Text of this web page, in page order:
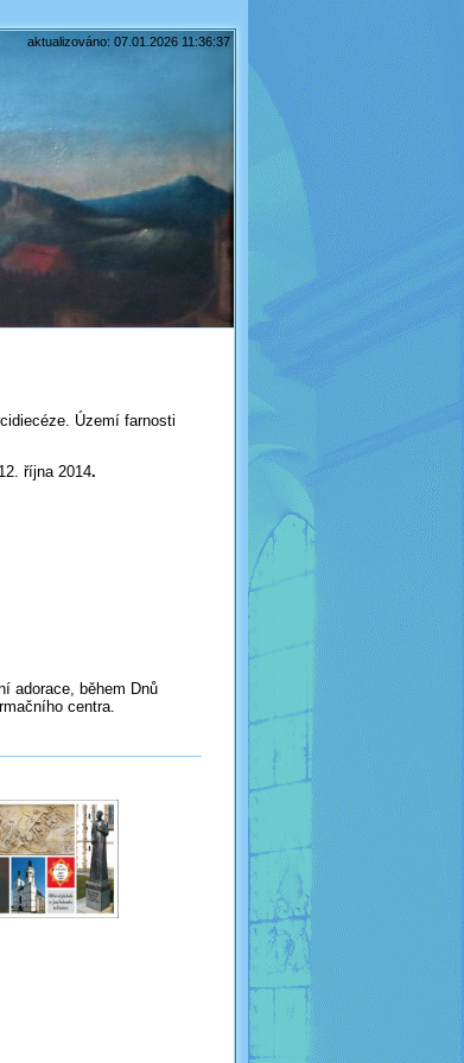
aktualizováno: 07.01.2026 11:36:37
Území farnosti
října 2014.
adorace, během Dnů
centra.